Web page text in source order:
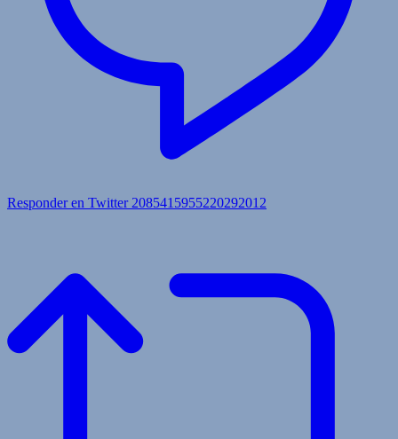
Responder en Twitter 2085415955220292012